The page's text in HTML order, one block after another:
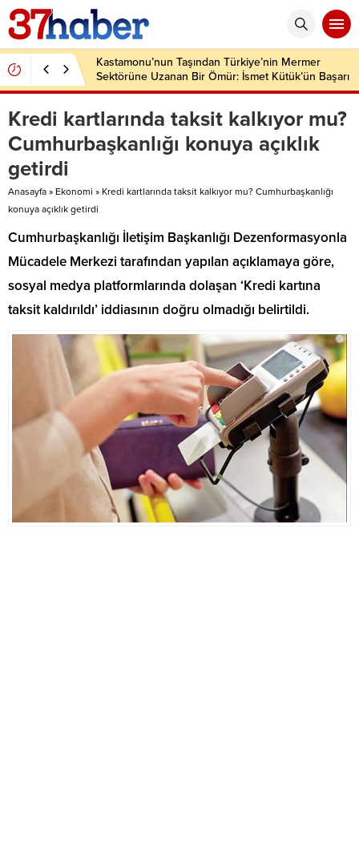
Kastamonu’nun Taşından Türkiye’nin Mermer
Sektörüne Uzanan Bir Ömür: İsmet Kütük’ün Başarı
Hikâyesi
Kredi kartlarında taksit kalkıyor mu?
Cumhurbaşkanlığı konuya açıklık
getirdi
Anasayfa » Ekonomi » Kredi kartlarında taksit kalkıyor mu? Cumhurbaşkanlığı
konuya açıklık getirdi
Cumhurbaşkanlığı İletişim Başkanlığı Dezenformasyonla
Mücadele Merkezi tarafından yapılan açıklamaya göre,
sosyal medya platformlarında dolaşan ‘Kredi kartına
taksit kaldırıldı’ iddiasının doğru olmadığı belirtildi.